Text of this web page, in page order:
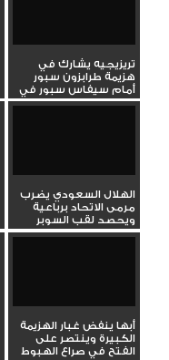
تريزيجيه يشارك في
هزيمة طرابزون سبور
أمام سيفاس سبور في
الدوري...
الهلال السعودي يضرب
مرمى الاتحاد برباعية
ويحصد لقب السوبر
أبها ينفض غبار الهزيمة
الكبيرة وينتصر على
الفتح في صراع الهبوط